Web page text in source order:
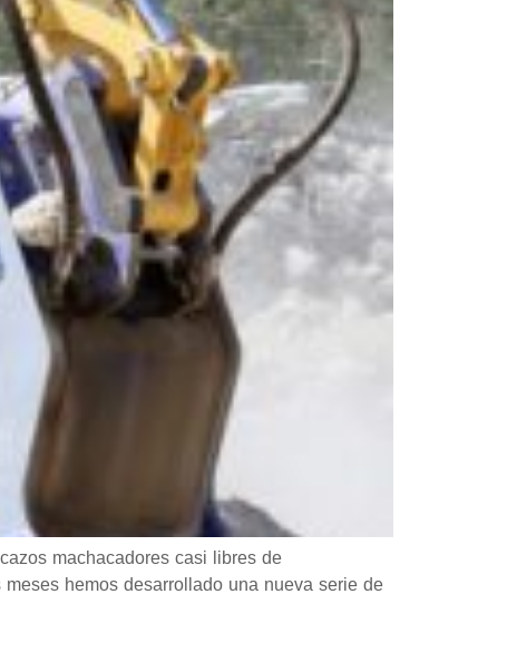
machacadores casi libres de
hemos desarrollado una nueva serie de